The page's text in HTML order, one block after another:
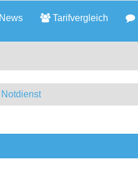
News Tarifvergleich